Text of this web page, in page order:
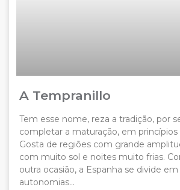
A Tempranillo
Tem esse nome, reza a tradição, por
completar a maturação, em
Gosta de regiões com grande
com muito sol e noites muito frias.
outra ocasião, a Espanha se divide em
autonomias…